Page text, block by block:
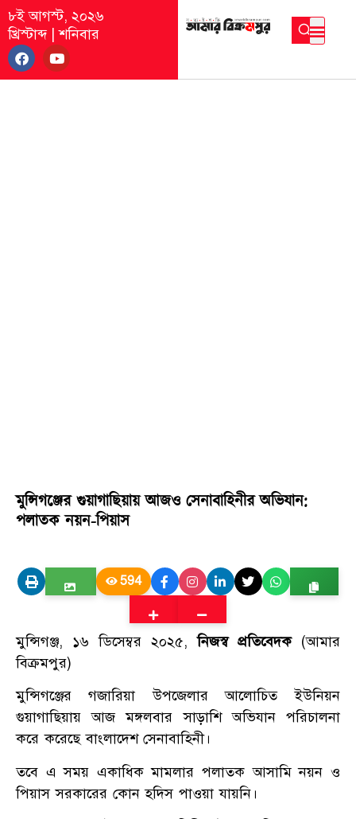
৮ই আগস্ট, ২০২৬
খ্রিস্টাব্দ|শনিবার
মুন্সিগঞ্জের গুয়াগাছিয়ায় আজও সেনাবাহিনীর অভিযান:
পলাতক নয়ন-পিয়াস
594
মুন্সিগঞ্জ, ১৬ ডিসেম্বর ২০২৫,নিজস্ব প্রতিবেদক(আমার
বিক্রমপুর)
মুন্সিগঞ্জের গজারিয়া উপজেলার আলোচিত ইউনিয়ন
গুয়াগাছিয়ায় আজ মঙ্গলবার সাড়াশি অভিযান পরিচালনা
করে করেছে বাংলাদেশ সেনাবাহিনী।
তবে এ সময় একাধিক মামলার পলাতক আসামি নয়ন ও
পিয়াস সরকারের কোন হদিস পাওয়া যায়নি।